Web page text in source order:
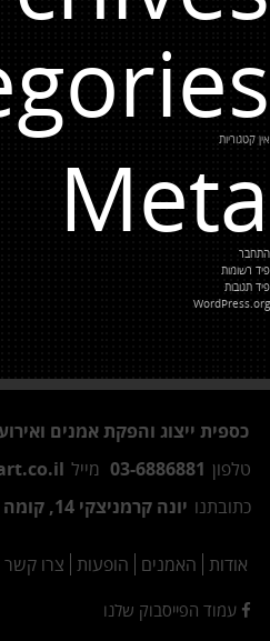
אין קטגוריות
Meta
התחבר
פיד רשומות
פיד תגובות
WordPress.org
כספית ייצוג והפקת אמנים
טלפון 03-6886881 מייל
כתובתנו יונה קרמניצקי 14, קומה ג, תל אביב.
אודות האמנים הופעות צרו קשר
עמוד הפייסבוק שלנו